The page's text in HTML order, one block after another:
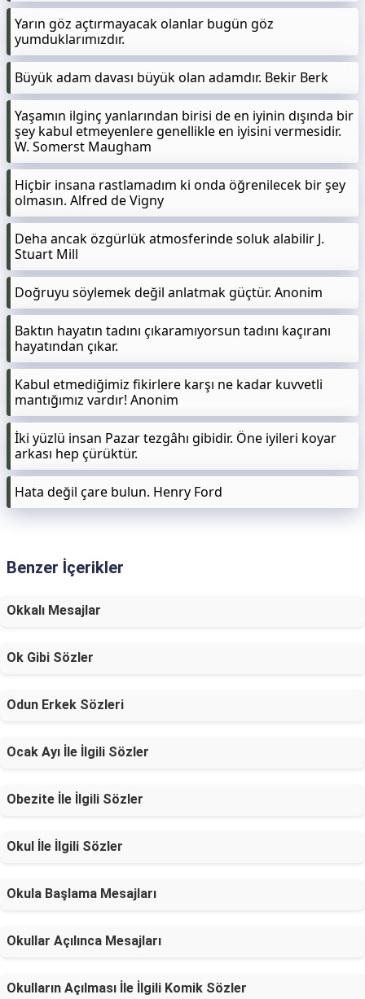
Yarın göz açtırmayacak olanlar bugün göz
yumduklarımızdır.
Büyük adam davası büyük olan adamdır. Bekir Berk
Yaşamın ilginç yanlarından birisi de en iyinin dışında bir
şey kabul etmeyenlere genellikle en iyisini vermesidir.
W. Somerst Maugham
Hiçbir insana rastlamadım ki onda öğrenilecek bir şey
olmasın. Alfred de Vigny
Deha ancak özgürlük atmosferinde soluk alabilir J.
Stuart Mill
Doğruyu söylemek değil anlatmak güçtür. Anonim
Baktın hayatın tadını çıkaramıyorsun tadını kaçıranı
hayatından çıkar.
Kabul etmediğimiz fikirlere karşı ne kadar kuvvetli
mantığımız vardır! Anonim
İki yüzlü insan Pazar tezgâhı gibidir. Öne iyileri koyar
arkası hep çürüktür.
Hata değil çare bulun. Henry Ford
Benzer İçerikler
Okkalı Mesajlar
Ok Gibi Sözler
Odun Erkek Sözleri
Ocak Ayı İle İlgili Sözler
Obezite İle İlgili Sözler
Okul İle İlgili Sözler
Okula Başlama Mesajları
Okullar Açılınca Mesajları
Okulların Açılması İle İlgili Komik Sözler